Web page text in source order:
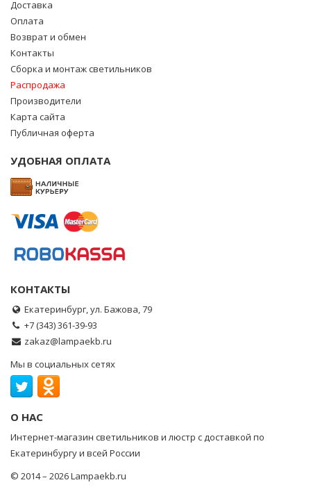
Доставка
Оплата
Возврат и обмен
Контакты
Сборка и монтаж светильников
Распродажа
Производители
Карта сайта
Публичная оферта
УДОБНАЯ ОПЛАТА
КОНТАКТЫ
Екатеринбург, ул. Бажова, 79
+7 (343) 361-39-93
zakaz@lampaekb.ru
Мы в социальных сетях
О НАС
Интернет-магазин светильников и люстр с доставкой по
Екатеринбургу и всей России
© 2014 – 2026 Lampaekb.ru